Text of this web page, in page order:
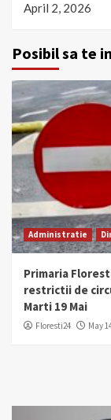
April 2, 2026
Posibil sa te
Administratie
Primaria
restrictii de
Marti 19 Mai
Floresti24 May